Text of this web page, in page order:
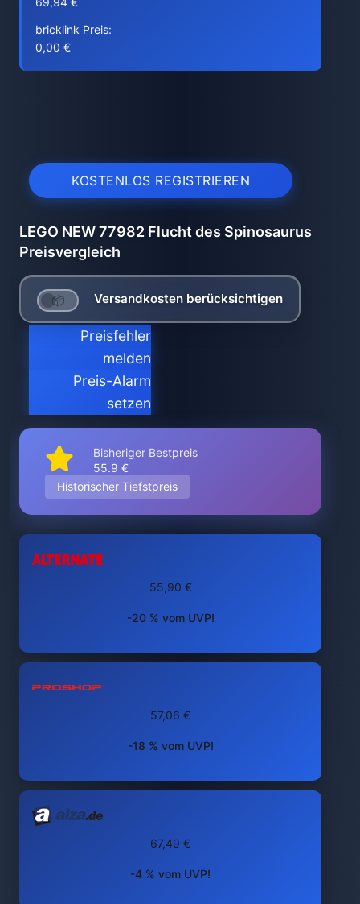
bricklink Preis:
0,00 €
KOSTENLOS REGISTRIEREN
LEGO NEW 77982 Flucht des Spinosaurus
Preisvergleich
Versandkosten berücksichtigen
Preisfehler
melden
Preis-Alarm
setzen
Bisheriger Bestpreis
55.9 €
Historischer Tiefstpreis
55,90 €
-20 % vom UVP!
57,06 €
-18 % vom UVP!
67,49 €
-4 % vom UVP!